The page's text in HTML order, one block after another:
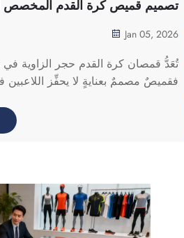
تصميم قميص كرة القدم المخصص
Jan 05, 2026
تُعَدُّ قمصان كرة القدم حجر الزاوية في
فقميصٌ مصممٌ بعنايةٍ لا يحفِّز
وإذا كنت ترغب في تصميم قميص كرة